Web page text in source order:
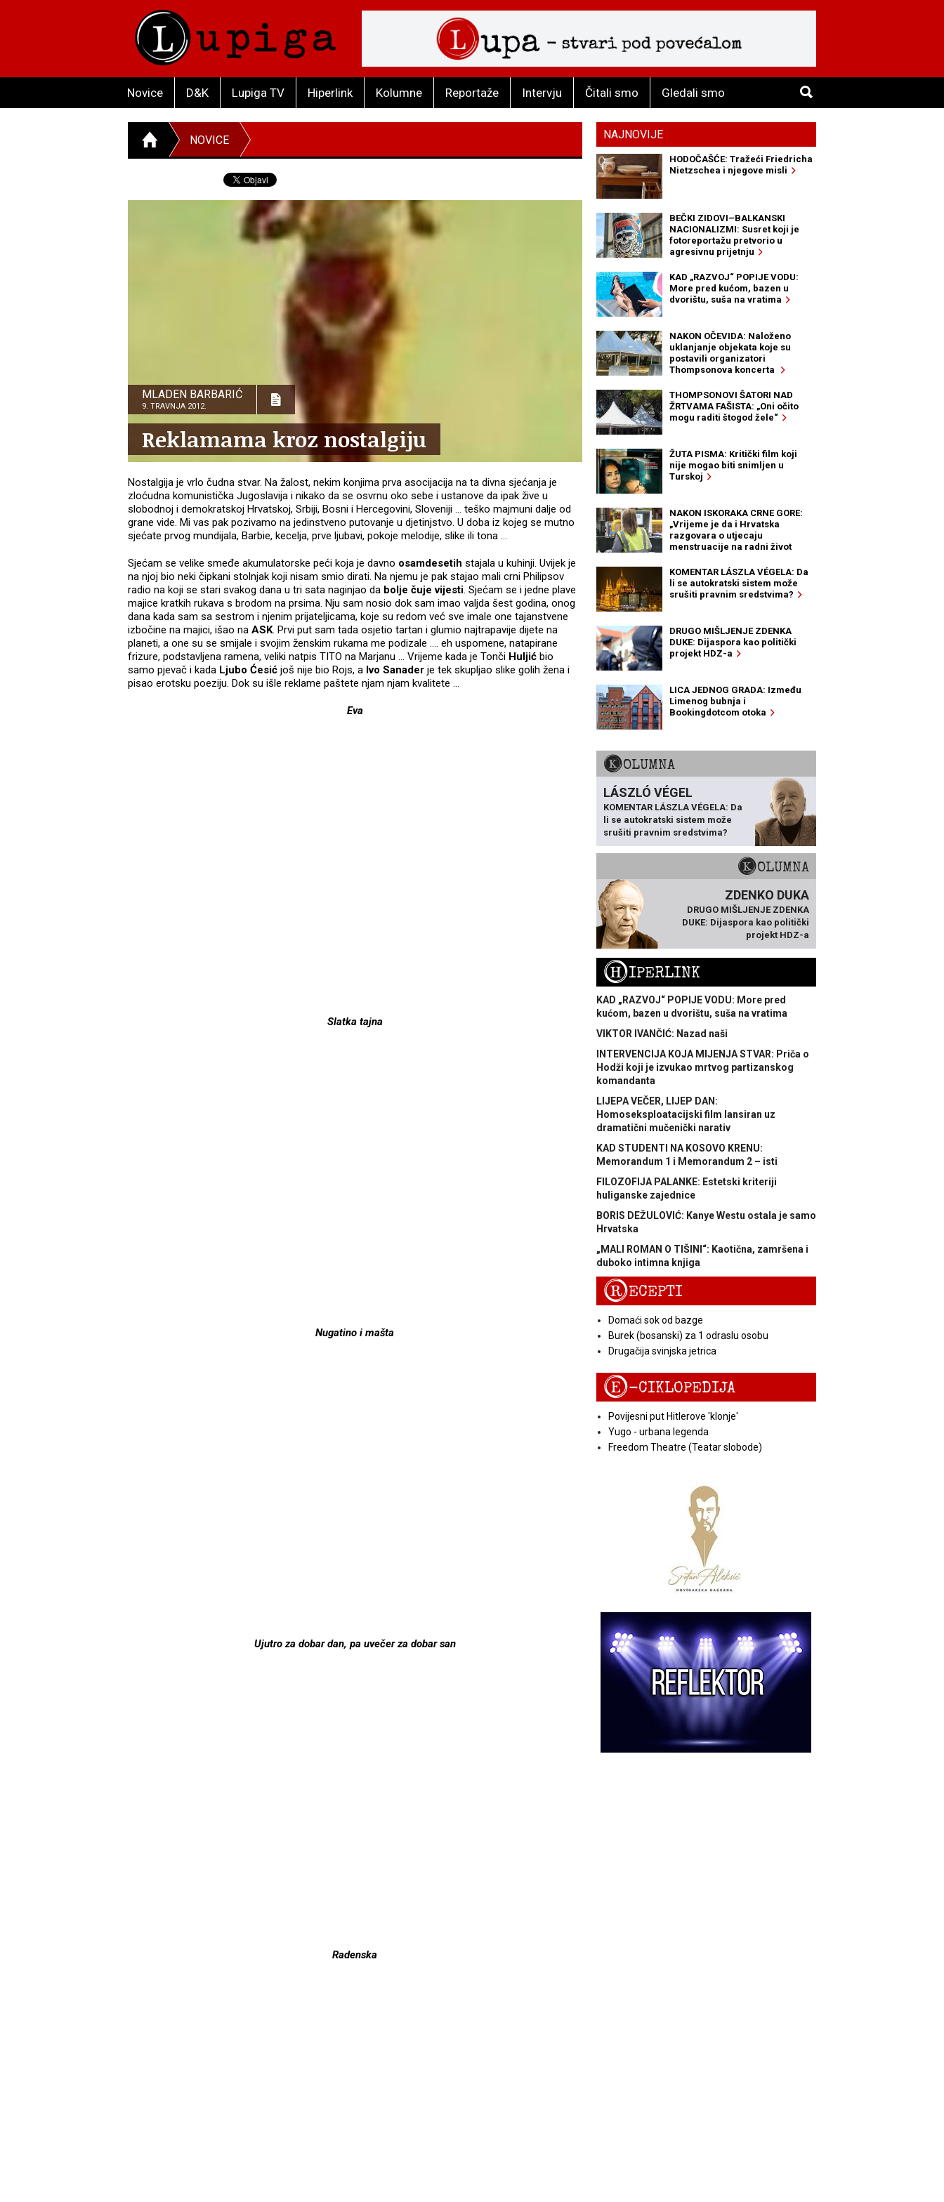
Novice D&K Lupiga TV Hiperlink Kolumne Reportaže Intervju Čitali smo Gledali smo
NOVICE
MLADEN BARBARIĆ
9. TRAVNJA 2012.
Reklamama kroz nostalgiju
Nostalgija je vrlo čudna stvar. Na žalost, nekim konjima prva asocijacija na ta divna sjećanja je
zloćudna komunistička Jugoslavija i nikako da se osvrnu oko sebe i ustanove da ipak žive u
slobodnoj i demokratskoj Hrvatskoj, Srbiji, Bosni i Hercegovini, Sloveniji ... teško majmuni dalje od
grane vide. Mi vas pak pozivamo na jedinstveno putovanje u djetinjstvo. U doba iz kojeg se mutno
sjećate prvog mundijala, Barbie, kecelja, prve ljubavi, pokoje melodije, slike ili tona ...
Sjećam se velike smeđe akumulatorske peći koja je davno osamdesetih stajala u kuhinji. Uvijek je
na njoj bio neki čipkani stolnjak koji nisam smio dirati. Na njemu je pak stajao mali crni Philipsov
radio na koji se stari svakog dana u tri sata naginjao da bolje čuje vijesti. Sjećam se i jedne plave
majice kratkih rukava s brodom na prsima. Nju sam nosio dok sam imao valjda šest godina, onog
dana kada sam sa sestrom i njenim prijateljicama, koje su redom već sve imale one tajanstvene
izbočine na majici, išao na ASK. Prvi put sam tada osjetio tartan i glumio najtrapavije dijete na
planeti, a one su se smijale i svojim ženskim rukama me podizale .... eh uspomene, natapirane
frizure, podstavljena ramena, veliki natpis TITO na Marjanu ... Vrijeme kada je Tonči Huljić bio
samo pjevač i kada Ljubo Ćesić još nije bio Rojs, a Ivo Sanader je tek skupljao slike golih žena i
pisao erotsku poeziju. Dok su išle reklame paštete njam njam kvalitete ...
Eva
Slatka tajna
Nugatino i mašta
Ujutro za dobar dan, pa uvečer za dobar san
Radenska
NAJNOVIJE
HODOČAŠĆE: Tražeći Friedricha
Nietzschea i njegove misli
BEČKI ZIDOVI–BALKANSKI
NACIONALIZMI: Susret koji je
fotoreportažu pretvorio u
agresivnu prijetnju
KAD „RAZVOJ“ POPIJE VODU:
More pred kućom, bazen u
dvorištu, suša na vratima
NAKON OČEVIDA: Naloženo
uklanjanje objekata koje su
postavili organizatori
Thompsonova koncerta
THOMPSONOVI ŠATORI NAD
ŽRTVAMA FAŠISTA: „Oni očito
mogu raditi štogod žele“
ŽUTA PISMA: Kritički film koji
nije mogao biti snimljen u
Turskoj
NAKON ISKORAKA CRNE GORE:
„Vrijeme je da i Hrvatska
razgovara o utjecaju
menstruacije na radni život
KOMENTAR LÁSZLA VÉGELA: Da
li se autokratski sistem može
srušiti pravnim sredstvima?
DRUGO MIŠLJENJE ZDENKA
DUKE: Dijaspora kao politički
projekt HDZ-a
LICA JEDNOG GRADA: Između
Limenog bubnja i
Bookingdotcom otoka
KOLUMNA
LÁSZLÓ VÉGEL
KOMENTAR LÁSZLA VÉGELA: Da
li se autokratski sistem može
srušiti pravnim sredstvima?
KOLUMNA
ZDENKO DUKA
DRUGO MIŠLJENJE ZDENKA
DUKE: Dijaspora kao politički
projekt HDZ-a
HIPERLINK
KAD „RAZVOJ“ POPIJE VODU: More pred
kućom, bazen u dvorištu, suša na vratima
VIKTOR IVANČIĆ: Nazad naši
INTERVENCIJA KOJA MIJENJA STVAR: Priča o
Hodži koji je izvukao mrtvog partizanskog
komandanta
LIJEPA VEČER, LIJEP DAN:
Homoseksploatacijski film lansiran uz
dramatični mučenički narativ
KAD STUDENTI NA KOSOVO KRENU:
Memorandum 1 i Memorandum 2 – isti
FILOZOFIJA PALANKE: Estetski kriteriji
huliganske zajednice
BORIS DEŽULOVIĆ: Kanye Westu ostala je samo
Hrvatska
„MALI ROMAN O TIŠINI“: Kaotična, zamršena i
duboko intimna knjiga
RECEPTI
Domaći sok od bazge
Burek (bosanski) za 1 odraslu osobu
Drugačija svinjska jetrica
E-CIKLOPEDIJA
Povijesni put Hitlerove 'klonje'
Yugo - urbana legenda
Freedom Theatre (Teatar slobode)